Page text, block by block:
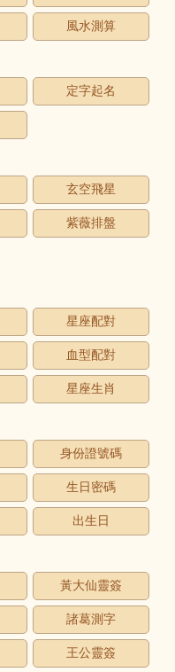
風水測算
定字起名
玄空飛星
紫薇排盤
星座配對
血型配對
星座生肖
身份證號碼
生日密碼
出生日
黃大仙靈簽
諸葛測字
王公靈簽